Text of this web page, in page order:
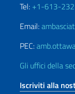
Tel: +1-613-
Email:
PEC:
Gli uffici della
Iscriviti alla